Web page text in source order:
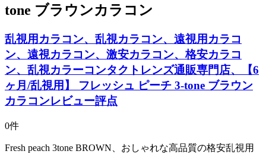
tone ブラウンカラコン
乱視用カラコン、乱視カラコン、遠視用カラコ
ン、遠視カラコン、激安カラコン、格安カラコ
ン、乱視カラーコンタクトレンズ通販専門店、【6
ヶ月/乱視用】 フレッシュ ピーチ 3-tone ブラウン
カラコンレビュー評点
0件
Fresh peach 3tone BROWN、おしゃれな高品質の格安乱視用